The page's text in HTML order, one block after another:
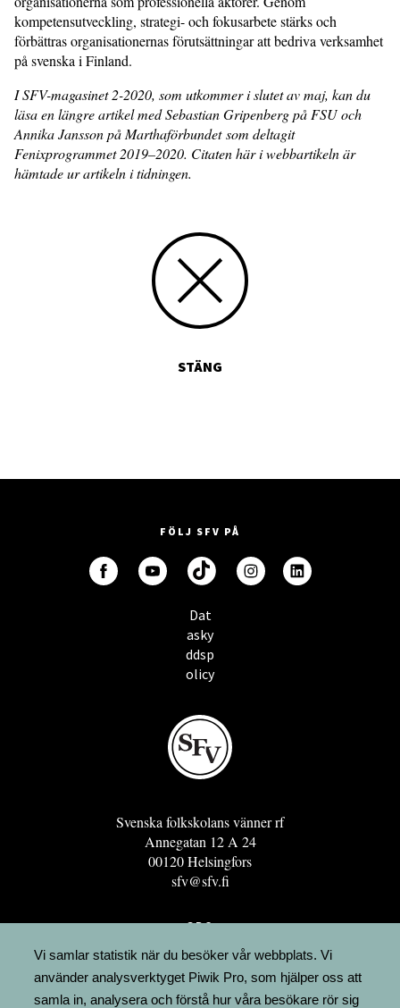
kompetensutveckling, strategi- och fokusarbete stärks och
förbättras organisationernas förutsättningar att bedriva verksamhet
på svenska i Finland.
I SFV-magasinet 2-2020, som utkommer i slutet av maj, kan du
läsa en längre artikel med Sebastian Gripenberg på FSU och
Annika Jansson på Marthaförbundet som deltagit
Fenixprogrammet 2019–2020. Citaten här i webbartikeln är
hämtade ur artikeln i tidningen.
STÄNG
FÖLJ SFV PÅ
Dat
asky
ddsp
olicy
Svenska folkskolans vänner rf
Annegatan 12 A 24
00120 Helsingfors
sfv@sfv.fi
GRO
FÖRENINGSRESURSEN
MINNESRUNOR.FI
UPPSLAGSVERKET FINLAND
Vi samlar statistik när du besöker vår webbplats. Vi
använder analysverktyget Piwik Pro, som hjälper oss att
samla in, analysera och förstå hur våra besökare rör sig